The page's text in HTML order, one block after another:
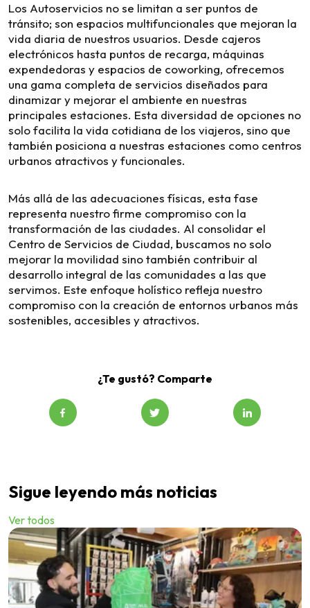
Los Autoservicios no se limitan a ser puntos de
tránsito; son espacios multifuncionales que mejoran la
vida diaria de nuestros usuarios. Desde cajeros
electrónicos hasta puntos de recarga, máquinas
expendedoras y espacios de coworking, ofrecemos
una gama completa de servicios diseñados para
dinamizar y mejorar el ambiente en nuestras
principales estaciones. Esta diversidad de opciones no
solo facilita la vida cotidiana de los viajeros, sino que
también posiciona a nuestras estaciones como centros
urbanos atractivos y funcionales.
Más allá de las adecuaciones físicas, esta fase
representa nuestro firme compromiso con la
transformación de las ciudades. Al consolidar el
Centro de Servicios de Ciudad, buscamos no solo
mejorar la movilidad sino también contribuir al
desarrollo integral de las comunidades a las que
servimos. Este enfoque holístico refleja nuestro
compromiso con la creación de entornos urbanos más
sostenibles, accesibles y atractivos.
¿Te gustó? Comparte
Sigue leyendo más noticias
Ver todos